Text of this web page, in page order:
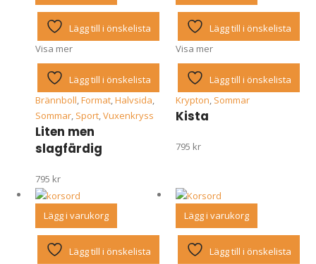
Lägg till i önskelista
Visa mer
Lägg till i önskelista
Brännboll,Format,Halvsida,
Sommar, Sport,Vuxenkryss
Liten men
slagfärdig
795 kr
Lägg till i önskelista
Visa mer
Lägg till i önskelista
Krypton, Sommar
Kista
795 kr
Lägg i varukorg
Lägg till i önskelista
Lägg i varukorg
Lägg till i önskelista